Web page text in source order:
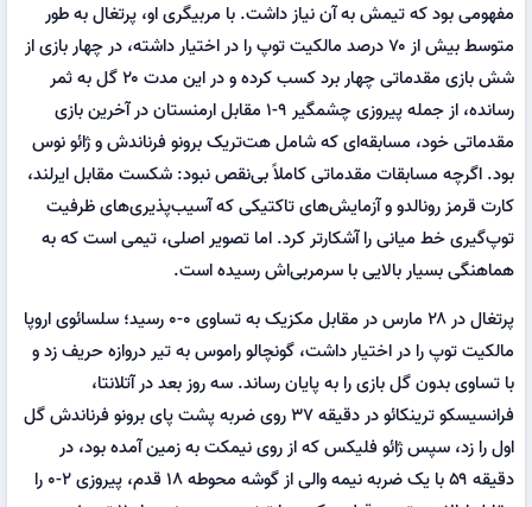
مفهومی بود که تیمش به آن نیاز داشت. با مربیگری او، پرتغال به طور
متوسط بیش از ۷۰ درصد مالکیت توپ را در اختیار داشته، در چهار بازی از
شش بازی مقدماتی چهار برد کسب کرده و در این مدت ۲۰ گل به ثمر
رسانده، از جمله پیروزی چشمگیر ۹-۱ مقابل ارمنستان در آخرین بازی
مقدماتی خود، مسابقه‌ای که شامل هت‌تریک برونو فرناندش و ژائو نوس
بود. اگرچه مسابقات مقدماتی کاملاً بی‌نقص نبود: شکست مقابل ایرلند،
کارت قرمز رونالدو و آزمایش‌های تاکتیکی که آسیب‌پذیری‌های ظرفیت
توپ‌گیری خط میانی را آشکارتر کرد. اما تصویر اصلی، تیمی است که به
هماهنگی بسیار بالایی با سرمربی‌اش رسیده است.
پرتغال در ۲۸ مارس در مقابل مکزیک به تساوی ۰-۰ رسید؛ سلسائوی اروپا
مالکیت توپ را در اختیار داشت، گونچالو راموس به تیر دروازه حریف زد و
با تساوی بدون گل بازی را به پایان رساند. سه روز بعد در آتلانتا،
فرانسیسکو ترینکائو در دقیقه ۳۷ روی ضربه پشت پای برونو فرناندش گل
اول را زد، سپس ژائو فلیکس که از روی نیمکت به زمین آمده بود، در
دقیقه ۵۹ با یک ضربه نیمه والی از گوشه محوطه ۱۸ قدم، پیروزی ۲-۰ را